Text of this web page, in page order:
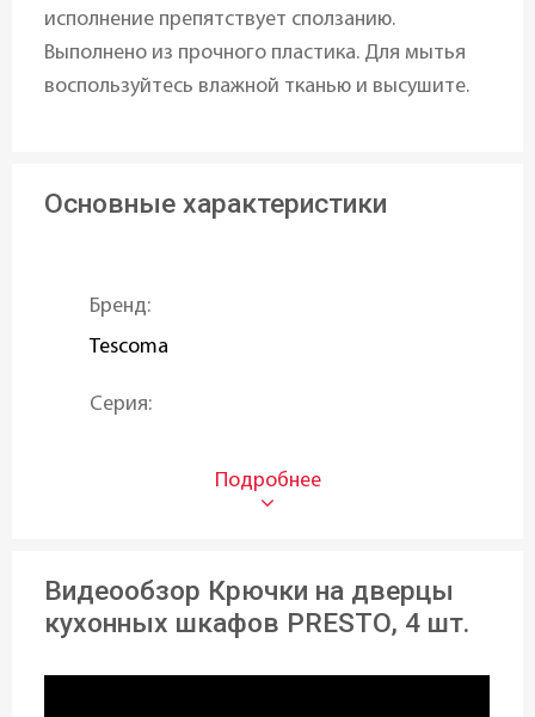
исполнение препятствует сползанию.
Выполнено из прочного пластика. Для мытья
воспользуйтесь влажной тканью и высушите.
Основные характеристики
Бренд:
Tescoma
Серия:
Длина:
Видеообзор Крючки на дверцы
кухонных шкафов PRESTO, 4 шт.